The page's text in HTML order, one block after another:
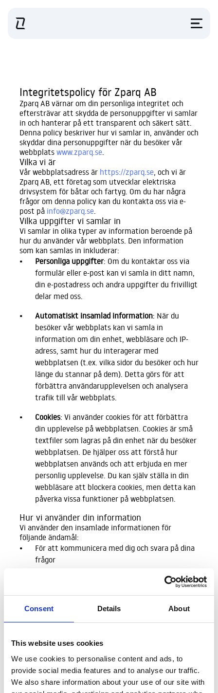
Consent Details About
This website uses cookies
We use cookies to personalise content and ads, to
provide social media features and to analyse our traffic.
We also share information about your use of our site with
Integritetspolicy för Zparq AB
Zparq AB värnar om din personliga integritet och
eftersträvar att skydda de personuppgifter vi samlar
in och hanterar på ett transparent och säkert sätt.
Denna policy beskriver hur vi samlar in, använder och
skyddar dina personuppgifter när du besöker vår
webbplats www.zparq.se.
Vilka vi är
Vår webbplatsadress är https://zparq.se, och vi är
Zparq AB, ett företag som utvecklar elektriska
drivsystem för båtar och fartyg. Om du har några
frågor om denna policy kan du kontakta oss via e-
post på info@zparq.se.
Vilka uppgifter vi samlar in
Vi samlar in olika typer av information beroende på
hur du använder vår webbplats. Den information
som kan samlas in inkluderar:
Personliga uppgifter: Om du kontaktar oss via
formulär eller e-post kan vi samla in ditt namn,
din e-postadress och andra uppgifter du frivilligt
delar med oss.
Automatiskt insamlad information: När du
besöker vår webbplats kan vi samla in
information om din enhet, webbläsare och IP-
adress, samt hur du interagerar med
webbplatsen (t.ex. vilka sidor du besöker och hur
länge du stannar på dem). Detta görs för att
förbättra användarupplevelsen och analysera
trafik till vår webbplats.
Cookies: Vi använder cookies för att förbättra
din upplevelse på webbplatsen. Cookies är små
textfiler som lagras på din enhet när du besöker
webbplatsen. De hjälper oss att förstå hur
webbplatsen används och att erbjuda en mer
personlig upplevelse. Du kan själv ställa in din
webbläsare att blockera cookies, men detta kan
påverka vissa funktioner på webbplatsen.
Hur vi använder din information
Vi använder den insamlade informationen för
följande ändamål:
För att kommunicera med dig och svara på dina
frågor
För att förbättra och anpassa webbplatsens
För att analysera trafik och användarbeteende
på webbplatsen
För att säkerställa att webbplatsen fungerar
Delning av information
Vi delar inte dina personuppgifter med tredje part,